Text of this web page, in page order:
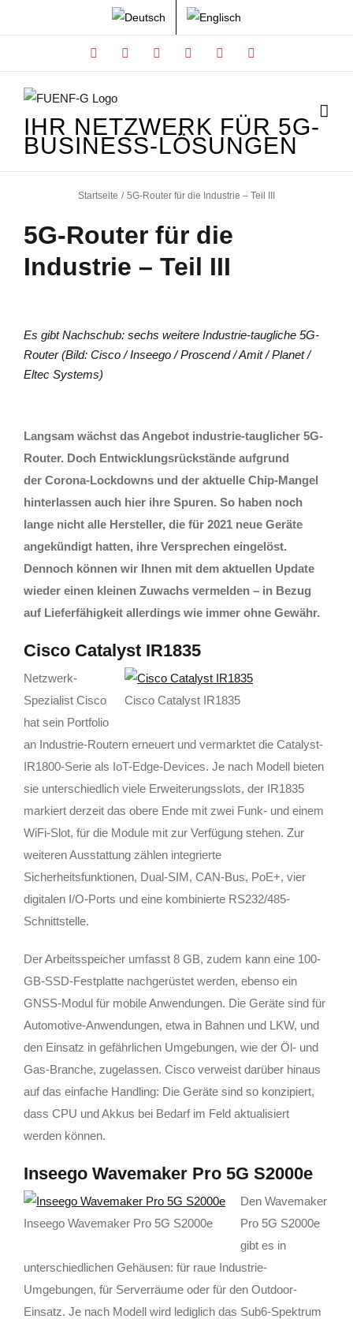
Inhalt
Facebook Instagram LinkedIn
IHR NETZWERK FÜR 5G-
BUSINESS-LÖSUNGEN
Startseite 5G-Router für die Industrie – Teil III
5G-Router für die
Industrie – Teil III
Es gibt Nachschub: sechs weitere Industrie-taugliche 5G-
Router (Bild: Cisco / Inseego / Proscend / Amit / Planet /
Eltec Systems)
Langsam wächst das Angebot industrie-tauglicher 5G-
Router. Doch Entwicklungsrückstände aufgrund
der Corona-Lockdowns und der aktuelle Chip-Mangel
hinterlassen auch hier ihre Spuren. So haben noch
lange nicht alle Hersteller, die für 2021 neue Geräte
angekündigt hatten, ihre Versprechen eingelöst.
Dennoch können wir Ihnen mit dem aktuellen Update
wieder einen kleinen Zuwachs vermelden – in Bezug
auf Lieferfähigkeit allerdings wie immer ohne Gewähr.
Cisco Catalyst IR1835
Cisco Catalyst IR1835
Netzwerk-
Spezialist Cisco
hat sein Portfolio
an Industrie-Routern erneuert und vermarktet die Catalyst-
IR1800-Serie als IoT-Edge-Devices. Je nach Modell bieten
sie unterschiedlich viele Erweiterungsslots, der IR1835
markiert derzeit das obere Ende mit zwei Funk- und einem
WiFi-Slot, für die Module mit zur Verfügung stehen. Zur
weiteren Ausstattung zählen integrierte
Sicherheitsfunktionen, Dual-SIM, CAN-Bus, PoE+, vier
digitalen I/O-Ports und eine kombinierte RS232/485-
Schnittstelle.
Der Arbeitsspeicher umfasst 8 GB, zudem kann eine 100-
GB-SSD-Festplatte nachgerüstet werden, ebenso ein
GNSS-Modul für mobile Anwendungen. Die Geräte sind für
Automotive-Anwendungen, etwa in Bahnen und LKW, und
den Einsatz in gefährlichen Umgebungen, wie der Öl- und
Gas-Branche, zugelassen. Cisco verweist darüber hinaus
auf das einfache Handling: Die Geräte sind so konzipiert,
dass CPU und Akkus bei Bedarf im Feld aktualisiert
werden können.
Inseego Wavemaker Pro 5G S2000e
Inseego Wavemaker Pro 5G S2000e
Den Wavemaker
Pro 5G S2000e
gibt es in
unterschiedlichen Gehäusen: für raue Industrie-
Umgebungen, für Serverräume oder für den Outdoor-
Einsatz. Je nach Modell wird lediglich das Sub6-Spektrum